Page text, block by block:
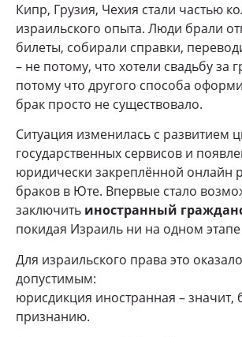
Кипр, Грузия, Чехия стали частью
израильского опыта. Люди брали
билеты, собирали справки,
– не потому, что хотели свадьбу за
потому что другого способа
брак просто не существовало.
Ситуация изменилась с развитием
государственных сервисов и
юридически закреплённой онлайн
браков в Юте. Впервые стало
заключить иностранный
покидая Израиль ни на одном
Для израильского права это
допустимым:
юрисдикция иностранная – значит,
признанию.